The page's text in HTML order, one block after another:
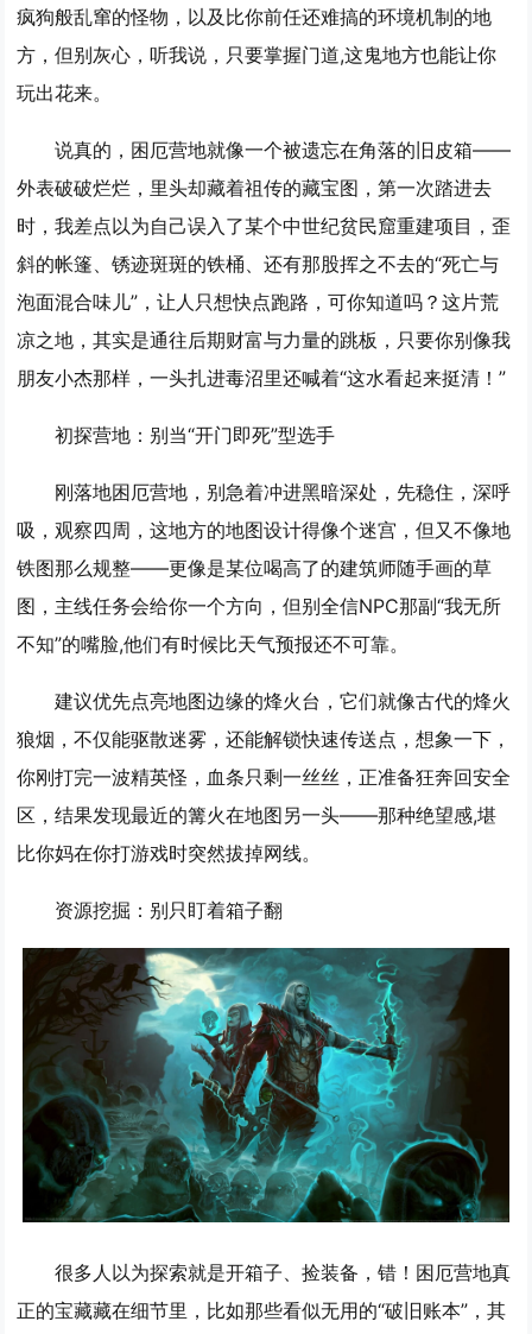
疯狗般乱窜的怪物，以及比你前任还难搞的环境机制的地
方，但别灰心，听我说，只要掌握门道,这鬼地方也能让你
玩出花来。
说真的，困厄营地就像一个被遗忘在角落的旧皮箱——
外表破破烂烂，里头却藏着祖传的藏宝图，第一次踏进去
时，我差点以为自己误入了某个中世纪贫民窟重建项目，歪
斜的帐篷、锈迹斑斑的铁桶、还有那股挥之不去的“死亡与
泡面混合味儿”，让人只想快点跑路，可你知道吗？这片荒
凉之地，其实是通往后期财富与力量的跳板，只要你别像我
朋友小杰那样，一头扎进毒沼里还喊着“这水看起来挺清！”
初探营地：别当“开门即死”型选手
刚落地困厄营地，别急着冲进黑暗深处，先稳住，深呼
吸，观察四周，这地方的地图设计得像个迷宫，但又不像地
铁图那么规整——更像是某位喝高了的建筑师随手画的草
图，主线任务会给你一个方向，但别全信NPC那副“我无所
不知”的嘴脸,他们有时候比天气预报还不可靠。
建议优先点亮地图边缘的烽火台，它们就像古代的烽火
狼烟，不仅能驱散迷雾，还能解锁快速传送点，想象一下，
你刚打完一波精英怪，血条只剩一丝丝，正准备狂奔回安全
区，结果发现最近的篝火在地图另一头——那种绝望感,堪
比你妈在你打游戏时突然拔掉网线。
资源挖掘：别只盯着箱子翻
很多人以为探索就是开箱子、捡装备，错！困厄营地真
正的宝藏藏在细节里，比如那些看似无用的“破旧账本”，其